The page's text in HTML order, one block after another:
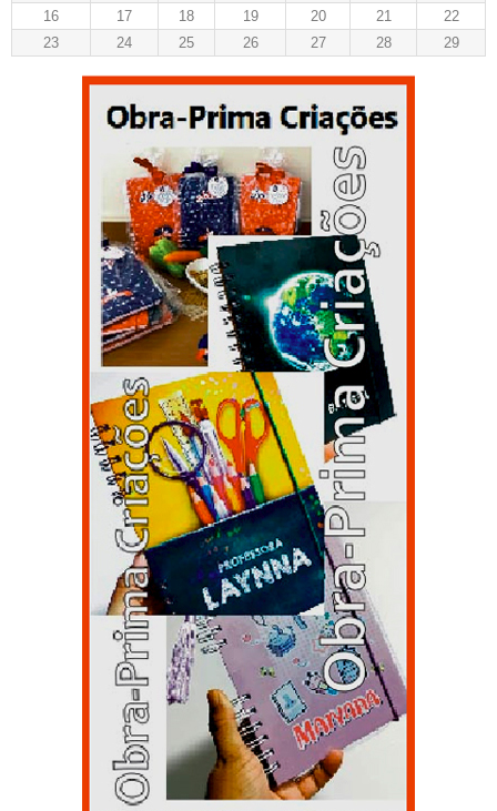
16
17 18 19 20 21
22
23
24 25 26 27 28 29